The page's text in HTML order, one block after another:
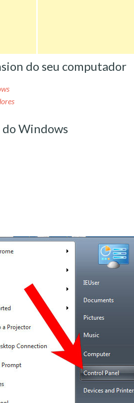
do seu computador
do Windows